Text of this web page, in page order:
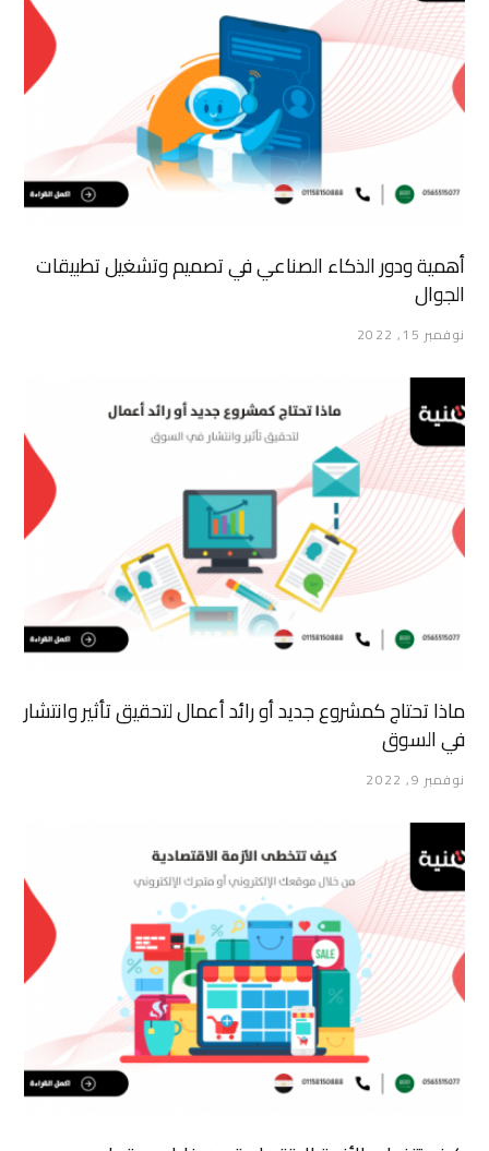
أهمية ودور الذكاء الصناعي في تصميم وتشغيل تطبيقات
الجوال
نوفمبر 15, 2022
ماذا تحتاج كمشروع جديد أو رائد أعمال لتحقيق تأثير وانتشار
في السوق
نوفمبر 9, 2022